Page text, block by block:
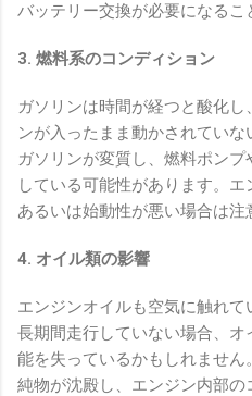
バッテリー交換が必要になるこ
3. 燃料系のコンディション
ガソリンは時間が経つと酸化
ンが入ったまま動かされてい
ガソリンが変質し、燃料ポン
している可能性があります。エ
あるいは始動性が悪い場合は注
4. オイル類の影響
エンジンオイルも空気に触れて
長期間走行していない場合、
能を失っているかもしれませ
純物が沈殿し、エンジン内部